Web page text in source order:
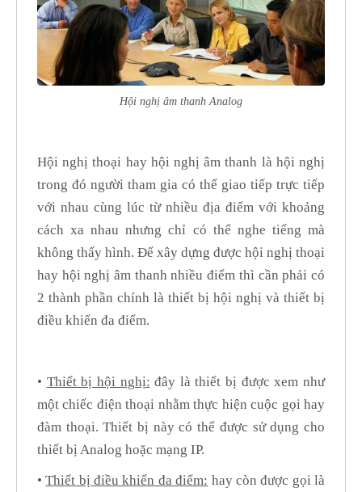
Hội nghị âm thanh Analog
Hội nghị thoại hay hội nghị âm thanh là hội nghị
trong đó người tham gia có thể giao tiếp trực tiếp
với nhau cùng lúc từ nhiều địa điểm với khoảng
cách xa nhau nhưng chỉ có thể nghe tiếng mà
không thấy hình. Để xây dựng được hội nghị thoại
hay hội nghị âm thanh nhiều điểm thì cần phải có
2 thành phần chính là thiết bị hội nghị và thiết bị
điều khiển đa điểm.
• Thiết bị hội nghị: đây là thiết bị được xem như
một chiếc điện thoại nhằm thực hiện cuộc gọi hay
đàm thoại. Thiết bị này có thể được sử dụng cho
thiết bị Analog hoặc mạng IP.
•Thiết bị điều khiển đa điểm: hay còn được gọi là